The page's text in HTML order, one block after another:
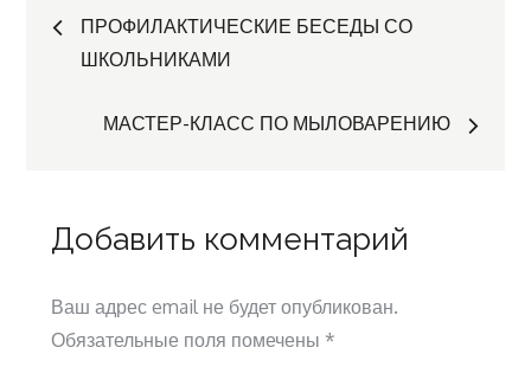
Навигация
ПРОФИЛАКТИЧЕСКИЕ БЕСЕДЫ СО
ШКОЛЬНИКАМИ
МАСТЕР-КЛАСС ПО МЫЛОВАРЕНИЮ
Добавить комментарий
Ваш адрес email не будет опубликован.
Обязательные поля помечены *